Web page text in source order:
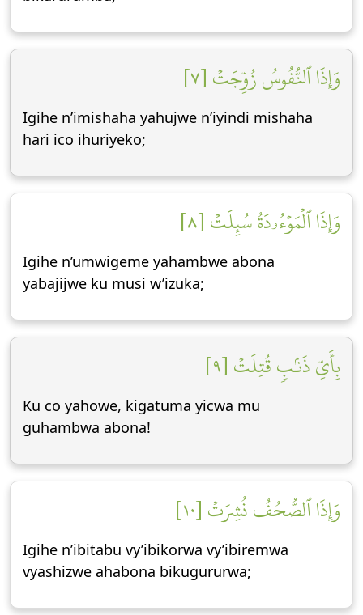
وَإِذَا ٱلنُّفُوسُ زُوِّجَتۡ [٧]
Igihe n’imishaha yahujwe n’iyindi mishaha
hari ico ihuriyeko;
وَإِذَا ٱلۡمَوۡءُۥدَةُ سُئِلَتۡ [٨]
Igihe n’umwigeme yahambwe abona
yabajijwe ku musi w’izuka;
بِأَيِّ ذَنۢبٖ قُتِلَتۡ [٩]
Ku co yahowe, kigatuma yicwa mu
guhambwa abona!
وَإِذَا ٱلصُّحُفُ نُشِرَتۡ [١٠]
Igihe n’ibitabu vy’ibikorwa vy’ibiremwa
vyashizwe ahabona bikugururwa;